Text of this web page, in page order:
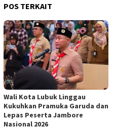
POS TERKAIT
Wali Kota Lubuk Linggau
Kukuhkan Pramuka Garuda dan
Lepas Peserta Jambore
Nasional 2026